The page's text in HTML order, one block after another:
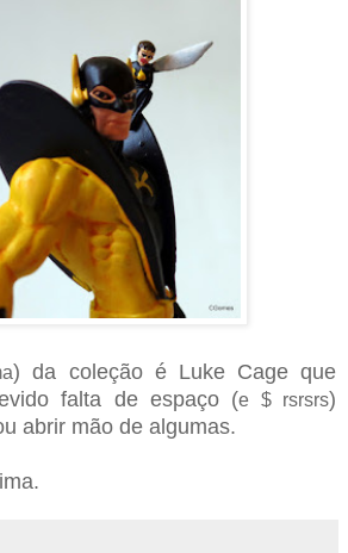
) da coleção é Luke Cage que
falta de espaço (e $ rsrsrs)
abrir mão de algumas.